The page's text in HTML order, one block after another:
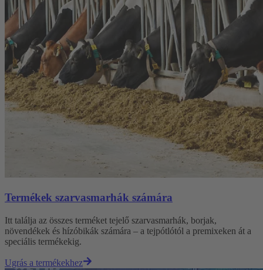
Termékek szarvasmarhák számára
Itt találja az összes terméket tejelő szarvasmarhák, borjak,
növendékek és hízóbikák számára – a tejpótlótól a premixeken át a
speciális termékekig.
Ugrás a termékekhez